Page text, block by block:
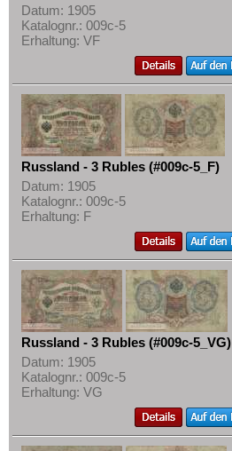
Datum: 1905
Katalognr.: 009c-5
Erhaltung: VF
Russland - 3 Rubles (#009c-5_F)
Datum: 1905
Katalognr.: 009c-5
Erhaltung: F
Russland - 3 Rubles (#009c-5_VG)
Datum: 1905
Katalognr.: 009c-5
Erhaltung: VG